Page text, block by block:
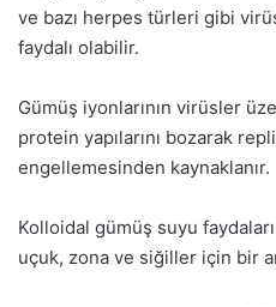
ve bazı herpes türleri gibi
faydalı olabilir.
Gümüş iyonlarının virüsler
protein yapılarını bozarak
engellemesinden kaynaklanır.
Kolloidal gümüş suyu
uçuk, zona ve siğiller için bir